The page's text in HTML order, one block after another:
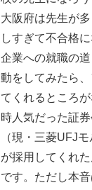
大阪府は先生が
しすぎて不合格
企業への就職の
動をしてみたら
てくれるところ
時人気だった証
（現・三菱UFJ
が採用してくれ
です。ただし本